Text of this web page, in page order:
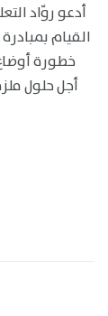
أدعو روّاد
القيام
خطورة
أجل حلول